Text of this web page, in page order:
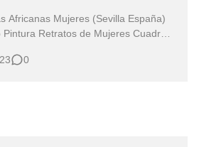
Africanas Mujeres (Sevilla España)
Retratos de Mujeres Cuadros
0